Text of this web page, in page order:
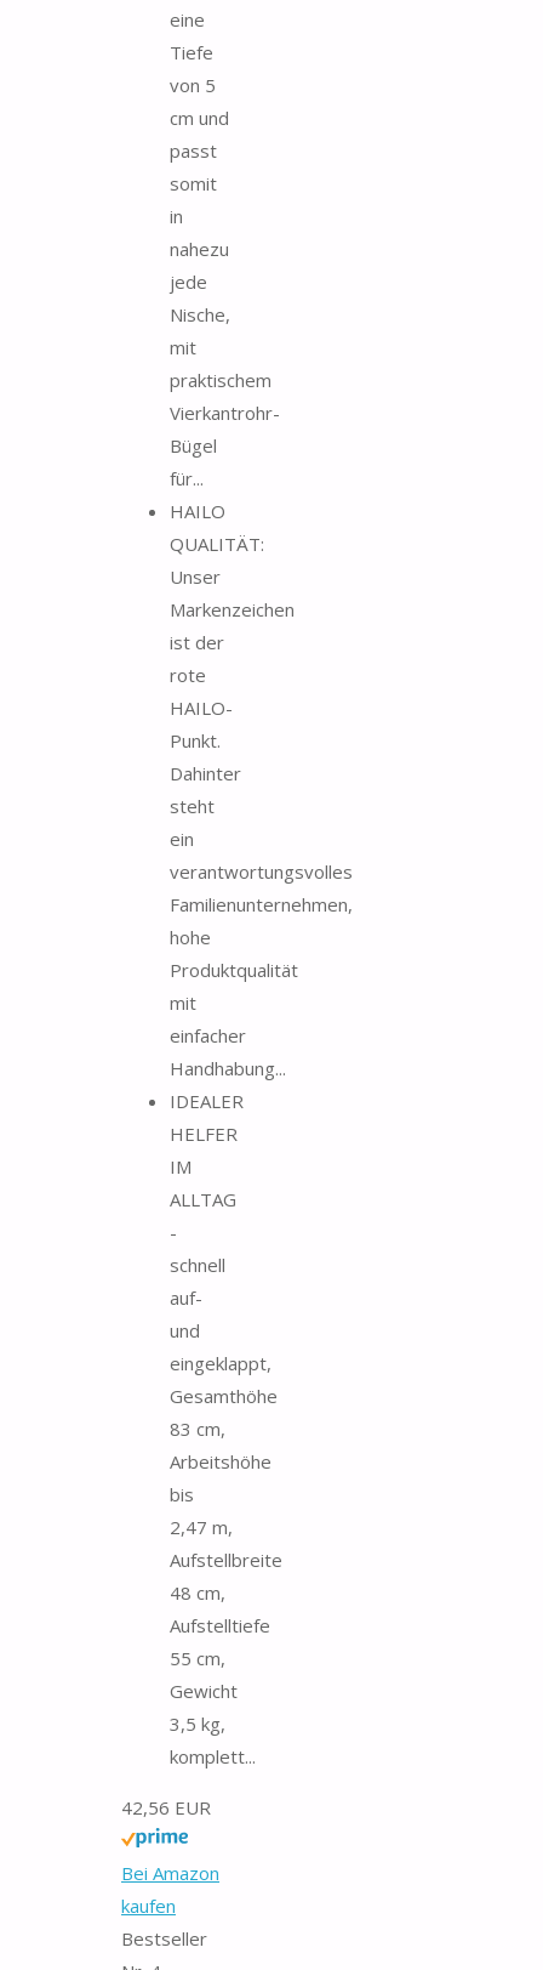
eine
Tiefe
von 5
cm und
passt
somit
in
nahezu
jede
Nische,
mit
praktischem
Vierkantrohr-
Bügel
für...
HAILO
QUALITÄT:
Unser
Markenzeichen
ist der
rote
HAILO-
Punkt.
Dahinter
steht
ein
verantwortungsvolles
Familienunternehmen,
hohe
Produktqualität
mit
einfacher
Handhabung...
IDEALER
HELFER
IM
ALLTAG
-
schnell
auf-
und
eingeklappt,
Gesamthöhe
83 cm,
Arbeitshöhe
bis
2,47 m,
Aufstellbreite
48 cm,
Aufstelltiefe
55 cm,
Gewicht
3,5 kg,
komplett...
42,56 EUR
Bei Amazon
kaufen
Bestseller